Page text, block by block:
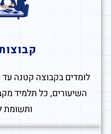
השיעורים, כל תלמיד
ותשומת